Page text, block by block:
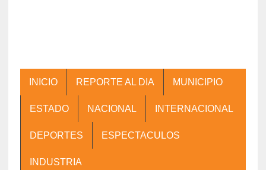
INICIO REPORTE AL DIA MUNICIPIO
ESTADO NACIONAL INTERNACIONAL
DEPORTES ESPECTACULOS
INDUSTRIA